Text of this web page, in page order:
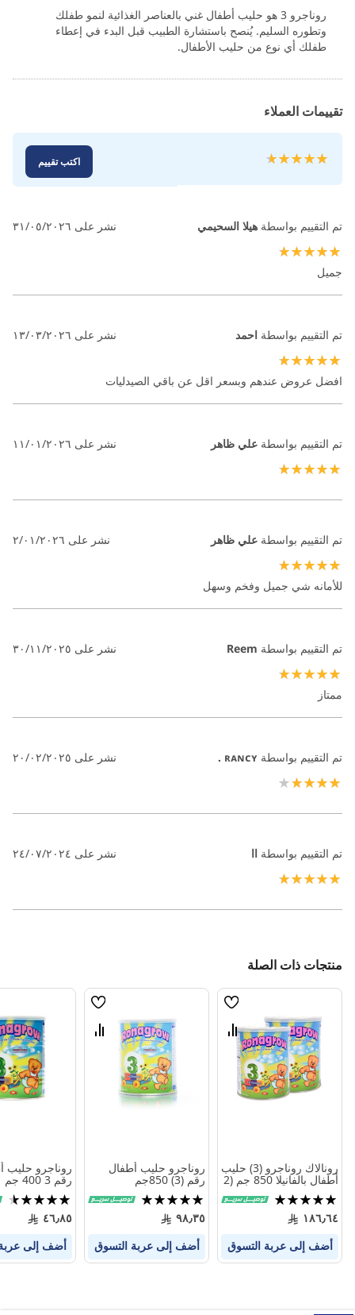
روناجرو 3 هو حليب أطفال غني بالعناصر الغذائية لنمو طفلك
وتطوره السليم. يُنصح باستشارة الطبيب قبل البدء في إعطاء
طفلك أي نوع من حليب الأطفال.
تقييمات العملاء
تقييم:
اكتب تقييم
تم التقييم بواسطة هيلا السحيمي نشر على ٣١/٠٥/٢٠٢٦
جميل
تم التقييم بواسطة احمد نشر على ١٣/٠٣/٢٠٢٦
افضل عروض عندهم وبسعر اقل عن باقي الصيدليات
تم التقييم بواسطة علي ظاهر نشر على ١١/٠١/٢٠٢٦
تم التقييم بواسطة علي ظاهر نشر على ٢/٠١/٢٠٢٦
100%
للأمانه شي جميل وفخم وسهل
تم التقييم بواسطة Reem نشر على ٣٠/١١/٢٠٢٥
ممتاز
تم التقييم بواسطة ʀᴀɴᴄʏ . نشر على ٢٠/٠٢/٢٠٢٥
تم التقييم بواسطة اا نشر على ٢٤/٠٧/٢٠٢٤
منتجات ذات الصلة
قائمة
قارن
رونالاك روناجرو (3) حليب
أطفال بالفانيلا 850 جم (2
حبة)
تقييم:
100%
١٨٦٫٦٤
أضف إلى عربة التسوق
قائمة
قارن
روناجرو حليب أطفال
رقم (3) 850جم
تقييم:
100%
٩٨٫٣٥
أضف إلى عربة التسوق
روناجرو حليب
رقم 3 400 جم
تقييم:
90%
٤٦٫٨٥
أضف إلى